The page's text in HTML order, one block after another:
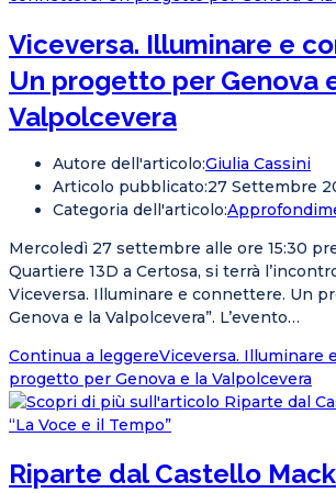
Viceversa. Illuminare e
Un progetto per Genova
Valpolcevera
Autore dell'articolo:Giulia Cassini
Articolo pubblicato:27 Settembre
Categoria dell'articolo:
Mercoledì 27 settembre alle ore 15:30
Quartiere 13D a Certosa, si terrà
Viceversa. Illuminare e connettere. Un
Genova e la Valpolcevera”. L’evento…
Continua a leggereViceversa. Illuminare
progetto per Genova e la Valpolcevera
Riparte dal Castello